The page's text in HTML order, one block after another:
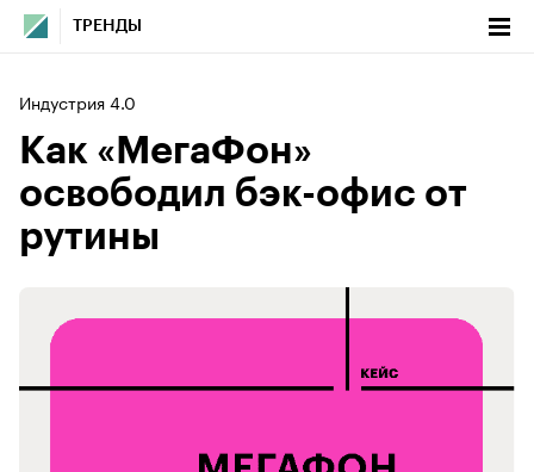
ТРЕНДЫ
Индустрия 4.0
Как «МегаФон»
освободил бэк-офис от
рутины